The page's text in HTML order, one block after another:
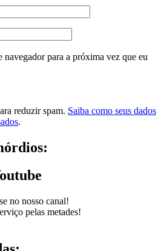
navegador para a próxima vez que eu
reduzir spam. Saiba como seus dados
.
no nosso canal!
pelas metades!